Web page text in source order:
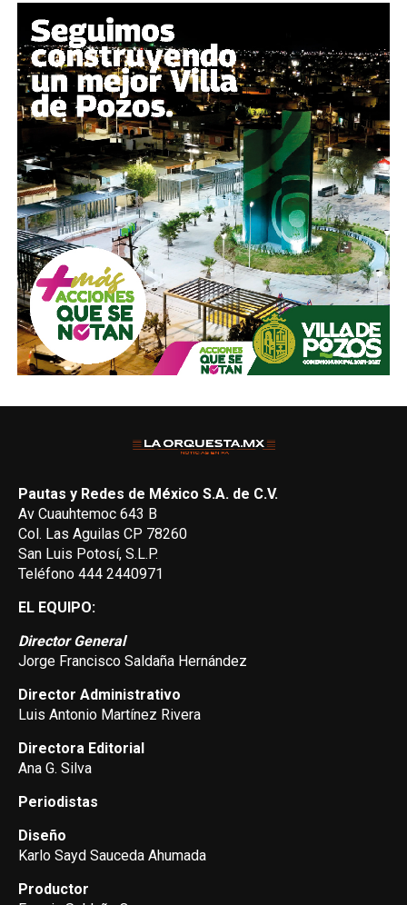
Pautas y Redes de México S.A. de C.V.
Av Cuauhtemoc 643 B
Col. Las Aguilas CP 78260
San Luis Potosí, S.L.P.
Teléfono 444 2440971
EL EQUIPO:
Director General
Jorge Francisco Saldaña Hernández
Director Administrativo
Luis Antonio Martínez Rivera
Directora Editorial
Ana G. Silva
Periodistas
Diseño
Karlo Sayd Sauceda Ahumada
Productor